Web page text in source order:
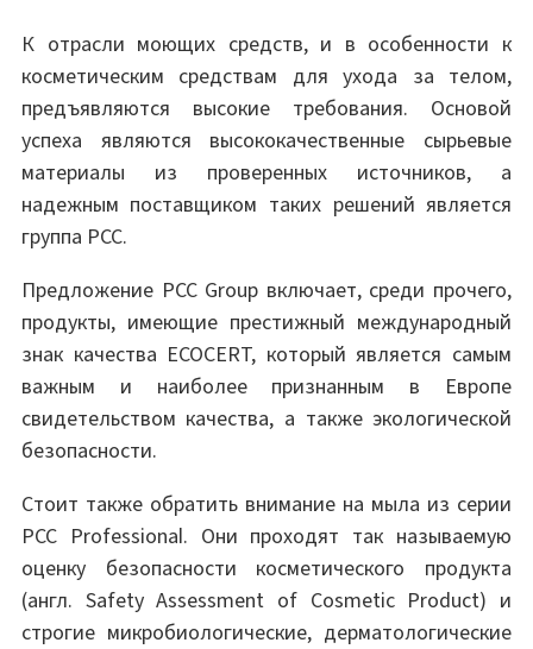
К отрасли моющих средств, и в особенности к
косметическим средствам для ухода за телом,
предъявляются высокие требования. Основой
успеха являются высококачественные сырьевые
материалы из проверенных источников, а
надежным поставщиком таких решений является
группа PCC.
Предложение PCC Group включает, среди прочего,
продукты, имеющие престижный международный
знак качества ECOCERT, который является самым
важным и наиболее признанным в Европе
свидетельством качества, а также экологической
безопасности.
Стоит также обратить внимание на мыла из серии
PCC Professional. Они проходят так называемую
оценку безопасности косметического продукта
(англ. Safety Assessment of Cosmetic Product) и
строгие микробиологические, дерматологические